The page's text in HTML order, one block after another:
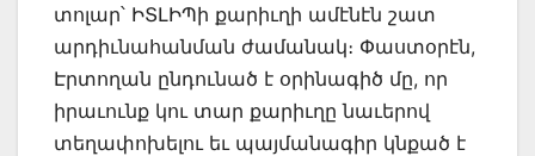
տոլար՝ ԻՏԼԻՊի քարիւղի ամէնէն շատ
արդիւնահանման ժամանակ։ Փաստօրէն,
Էրտողան ընդունած է օրինագիծ մը, որ
իրաւունք կու տար քարիւղը նաւերով
տեղափոխելու եւ պայմանագիր կնքած է